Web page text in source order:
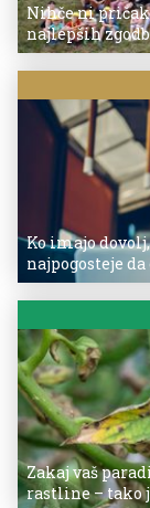
Nihče ni
najlepših
Ko imajo
najpogosteje
Zakaj vaš
rastline – tako